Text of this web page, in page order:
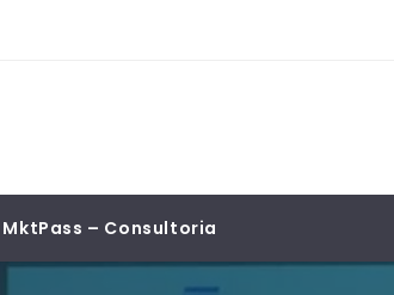
MktPass – Consultoria